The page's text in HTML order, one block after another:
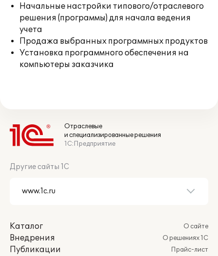
Начальные настройки типового/отраслевого
решения (программы) для начала ведения
учета
Продажа выбранных программных продуктов
Установка программного обеспечения на
компьютеры заказчика
Отраслевые
и специализированные решения
1С:Предприятие
Другие сайты 1С
Каталог
Внедрения
Публикации
О сайте
О решениях 1С
Прайс-лист